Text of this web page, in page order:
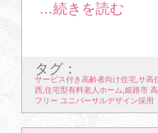
タグ：
サービス付き高齢者向け住宅 サ高
西 住宅型有料老人ホーム 姫路市
フリー ユニバーサルデザイン採用